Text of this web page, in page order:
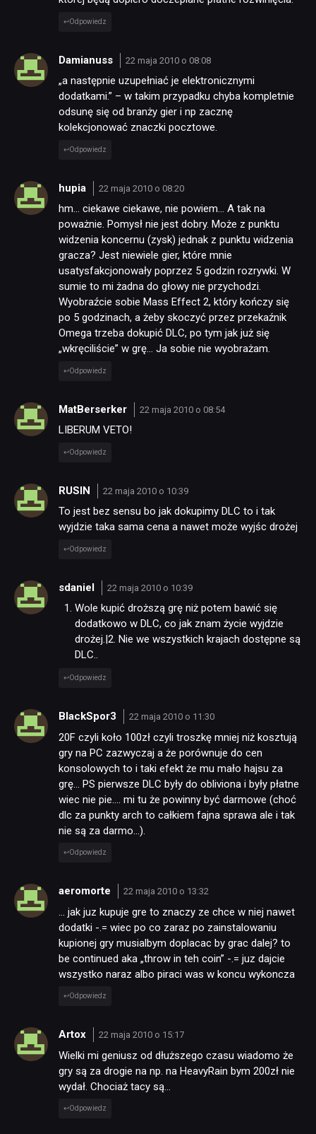
DYSKUSJE
JUŻ GRALIŚMY
SKLEP
Odpowiedz
Damianuss 22 maja 2010 o 08:08
„a następnie uzupełniać je elektronicznymi
dodatkami.” – w takim przypadku chyba kompletnie
odsunę się od branży gier i np zacznę
kolekcjonować znaczki pocztowe.
Odpowiedz
hupia 22 maja 2010 o 08:20
hm… ciekawe ciekawe, nie powiem… A tak na
poważnie. Pomysł nie jest dobry. Może z punktu
widzenia koncernu (zysk) jednak z punktu widzenia
gracza? Jest niewiele gier, które mnie
usatysfakcjonowały poprzez 5 godzin rozrywki. W
sumie to mi żadna do głowy nie przychodzi.
Wyobraźcie sobie Mass Effect 2, który kończy się
po 5 godzinach, a żeby skoczyć przez przekaźnik
Omega trzeba dokupić DLC, po tym jak już się
„wkręciliście” w grę… Ja sobie nie wyobrażam.
Odpowiedz
MatBerserker 22 maja 2010 o 08:54
LIBERUM VETO!
Odpowiedz
RUSIN 22 maja 2010 o 10:39
To jest bez sensu bo jak dokupimy DLC to i tak
wyjdzie taka sama cena a nawet może wyjśc drożej
Odpowiedz
sdaniel 22 maja 2010 o 10:39
Wole kupić droższą grę niż potem bawić się
dodatkowo w DLC, co jak znam życie wyjdzie
drożej.|2. Nie we wszystkich krajach dostępne są
DLC..
Odpowiedz
BlackSpor3 22 maja 2010 o 11:30
20F czyli koło 100zł czyli troszkę mniej niż kosztują
gry na PC zazwyczaj a że porównuje do cen
konsolowych to i taki efekt że mu mało hajsu za
grę… PS pierwsze DLC były do obliviona i były płatne
wiec nie pie…. mi tu że powinny być darmowe (choć
dlc za punkty arch to całkiem fajna sprawa ale i tak
nie są za darmo…).
Odpowiedz
aeromorte 22 maja 2010 o 13:32
… jak juz kupuje gre to znaczy ze chce w niej nawet
dodatki -.= wiec po co zaraz po zainstalowaniu
kupionej gry musialbym doplacac by grac dalej? to
be continued aka „throw in teh coin” -.= juz dajcie
wszystko naraz albo piraci was w koncu wykoncza
Odpowiedz
Artox 22 maja 2010 o 15:17
Wielki mi geniusz od dłuższego czasu wiadomo że
gry są za drogie na np. na HeavyRain bym 200zł nie
wydał. Chociaż tacy są…
Odpowiedz